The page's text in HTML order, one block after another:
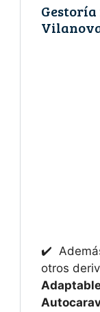
✔️
otros